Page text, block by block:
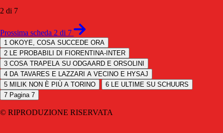
2 di 7
Prossima scheda 2 di 7
1 OKOYE, COSA SUCCEDE ORA
2 LE PROBABILI DI FIORENTINA-INTER
3 COSA TRAPELA SU ODGAARD E ORSOLINI
4 DA TAVARES E LAZZARI A VECINO E HYSAJ
5 MILIK NON È PIÙ A TORINO 6 LE ULTIME SU SCHUURS
7 Pagina 7
© RIPRODUZIONE RISERVATA